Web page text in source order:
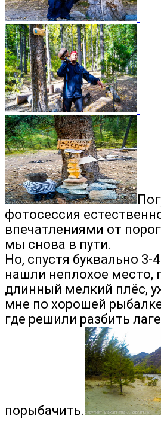
фотосессия
впечатлениями от
мы снова в пути.
Но, спустя буквально 3-
нашли неплохое место,
длинный мелкий плёс,
мне по хорошей
где решили разбить
порыбачить.